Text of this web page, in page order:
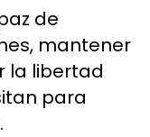
de
mantener
la libertad
para